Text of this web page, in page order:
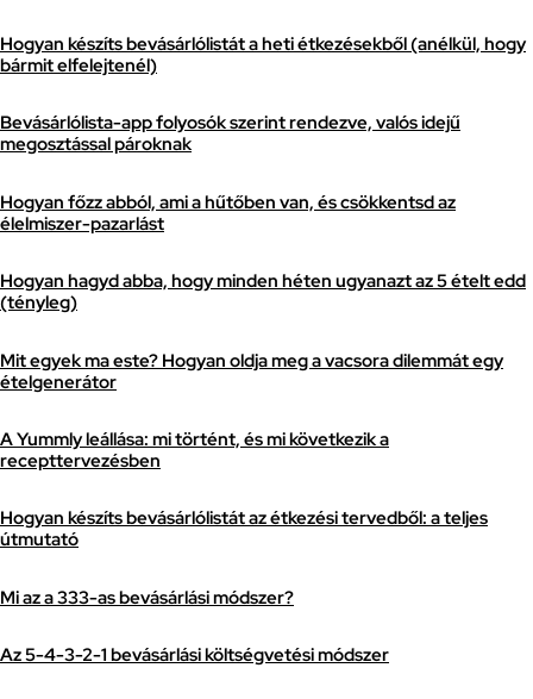
Hogyan készíts bevásárlólistát a heti étkezésekből (anélkül, hogy
bármit elfelejtenél)
Bevásárlólista-app folyosók szerint rendezve, valós idejű
megosztással pároknak
Hogyan főzz abból, ami a hűtőben van, és csökkentsd az
élelmiszer-pazarlást
Hogyan hagyd abba, hogy minden héten ugyanazt az 5 ételt edd
(tényleg)
Mit egyek ma este? Hogyan oldja meg a vacsora dilemmát egy
ételgenerátor
A Yummly leállása: mi történt, és mi következik a
recepttervezésben
Hogyan készíts bevásárlólistát az étkezési tervedből: a teljes
útmutató
Mi az a 333-as bevásárlási módszer?
Az 5-4-3-2-1 bevásárlási költségvetési módszer